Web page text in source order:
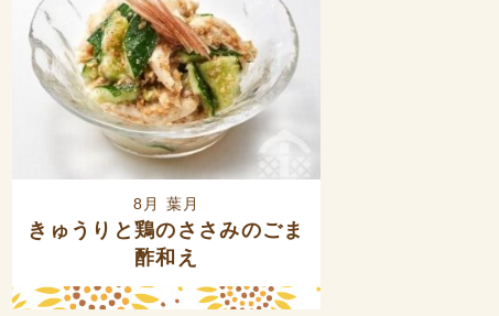
8月 葉月
きゅうりと鶏のささみのごま
酢和え